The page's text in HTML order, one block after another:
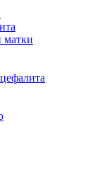
матки